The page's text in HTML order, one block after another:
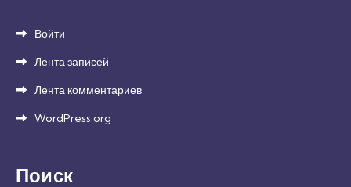
Войти
Лента записей
Лента комментариев
WordPress.org
Поиск